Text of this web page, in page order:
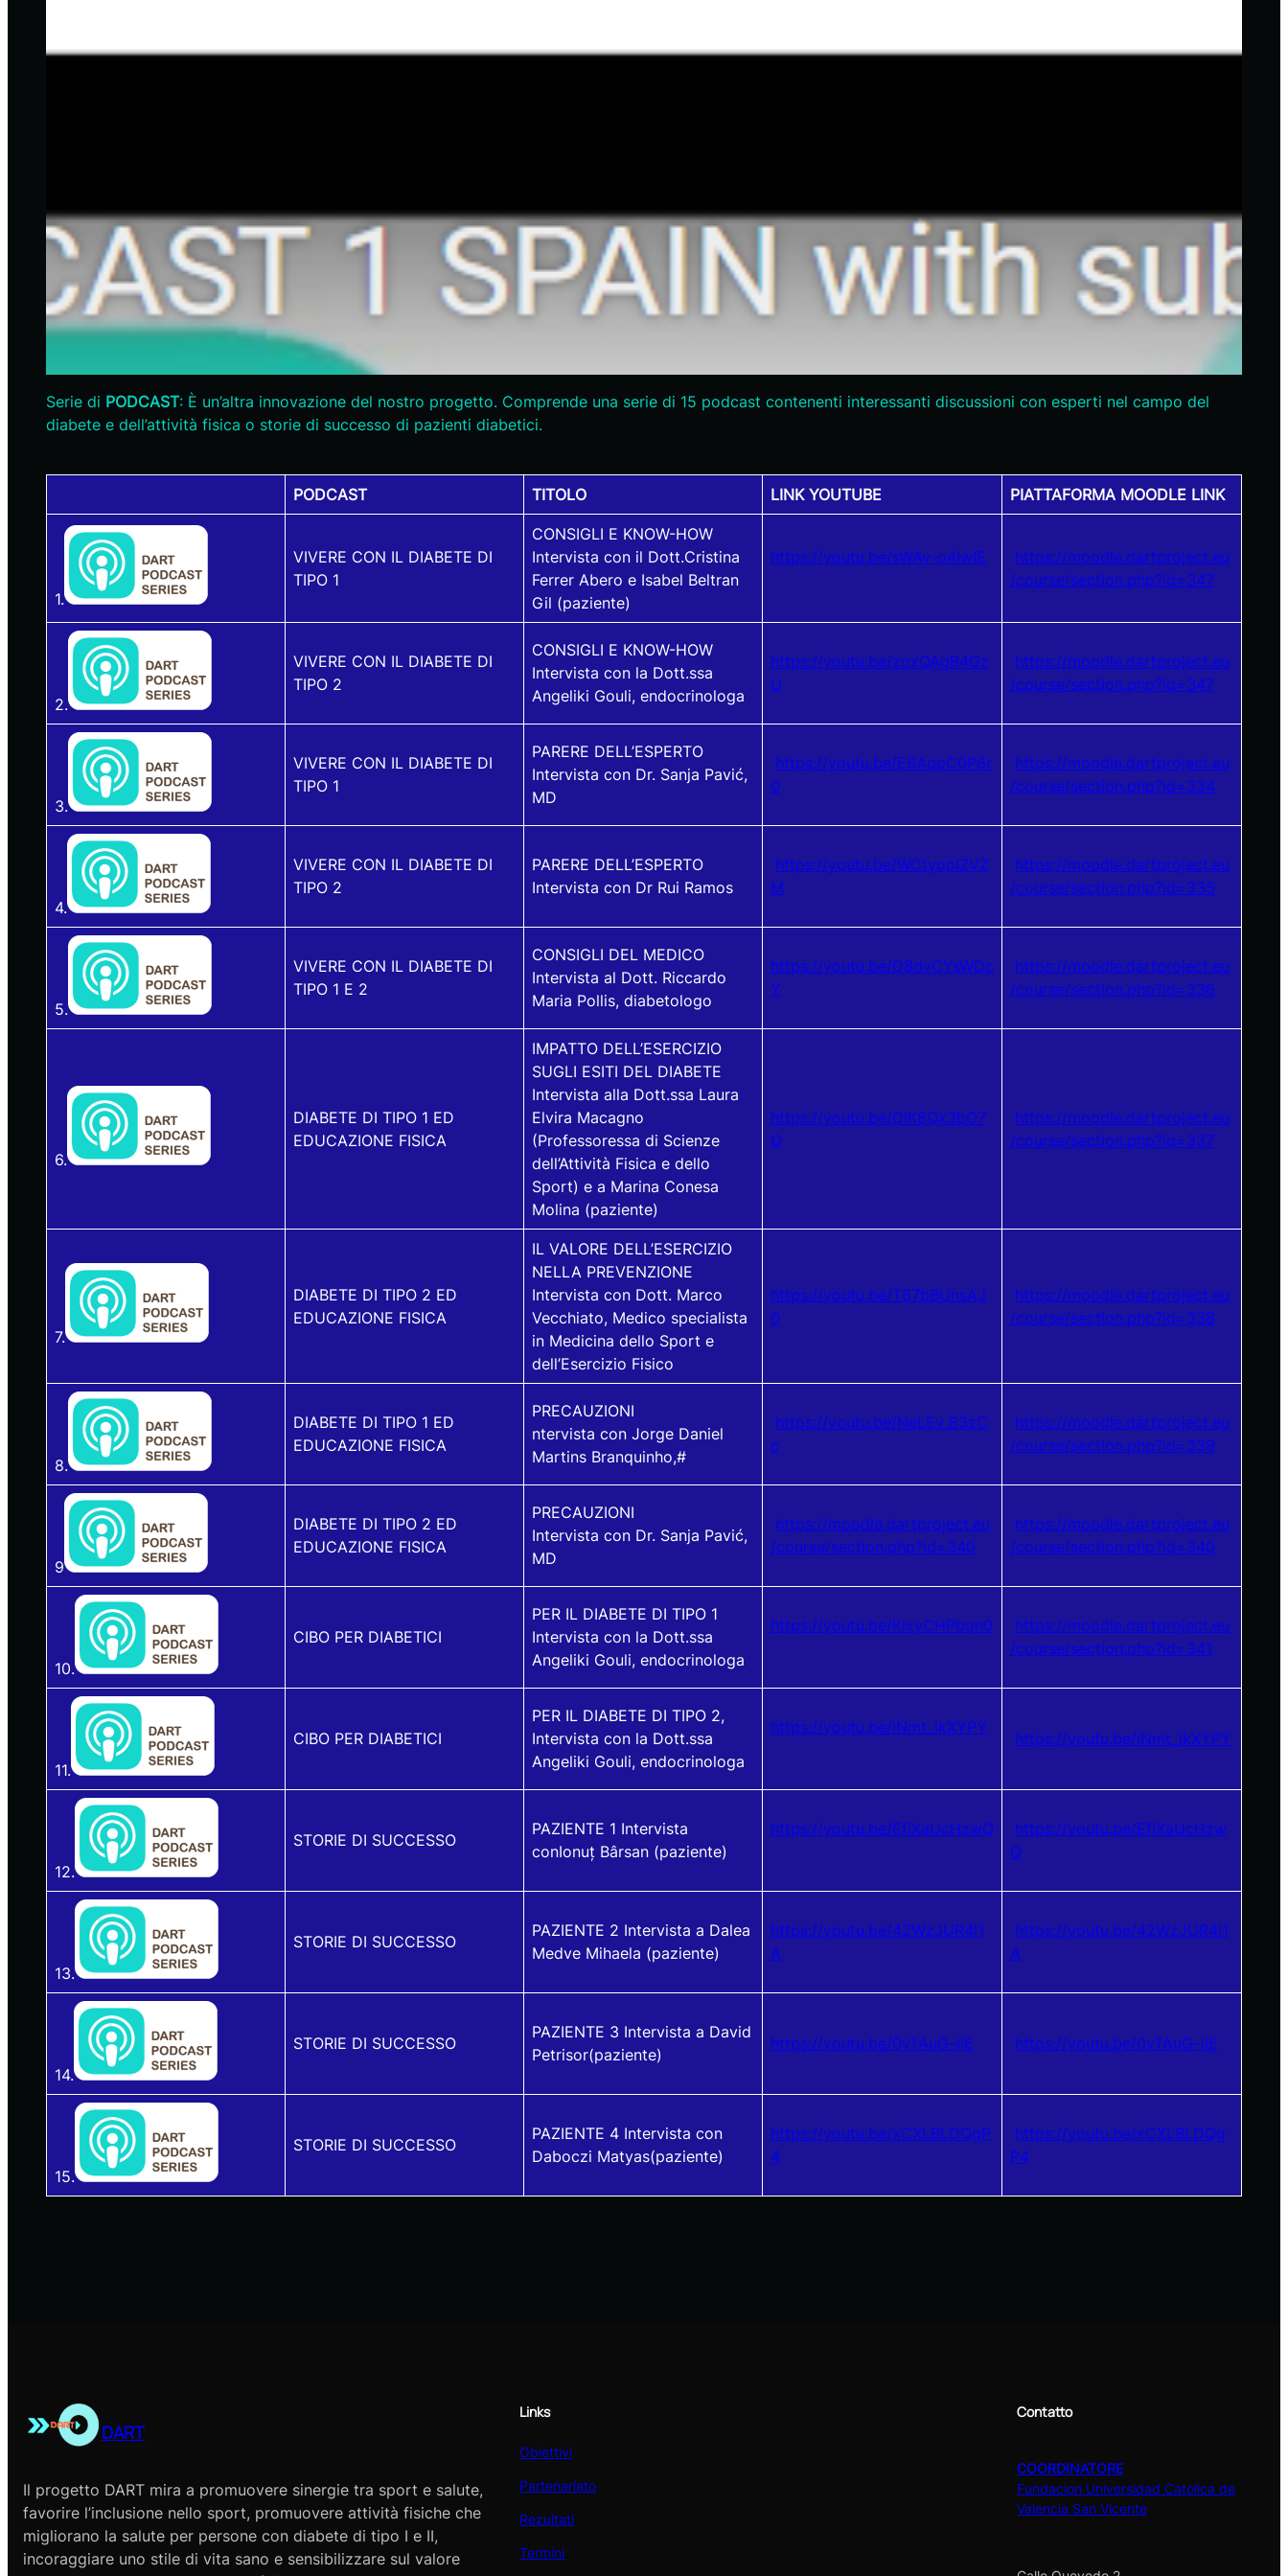
Serie di PODCAST: È un’altra innovazione del nostro progetto. Comprende una serie di 15 podcast contenenti interessanti discussioni con esperti nel campo del
diabete e dell’attività fisica o storie di successo di pazienti diabetici.
PODCAST TITOLO LINK YOUTUBE PIATTAFORMA MOODLE LINK
1.
VIVERE CON IL DIABETE DI
TIPO 1
CONSIGLI E KNOW-HOW
Intervista con il Dott.Cristina
Ferrer Abero e Isabel Beltran
Gil (paziente)
https://youtu.be/sWAv-o4IwIE
https://moodle.dartproject.eu
/course/section.php?id=347
2.
VIVERE CON IL DIABETE DI
TIPO 2
CONSIGLI E KNOW-HOW
Intervista con la Dott.ssa
Angeliki Gouli, endocrinologa
https://youtu.be/zoxQAgB4Gz
U
https://moodle.dartproject.eu
/course/section.php?id=347
3.
VIVERE CON IL DIABETE DI
TIPO 1
PARERE DELL’ESPERTO
Intervista con Dr. Sanja Pavić,
MD
https://youtu.be/E6AqpC0P6r
0
https://moodle.dartproject.eu
/course/section.php?id=334
4.
VIVERE CON IL DIABETE DI
TIPO 2
PARERE DELL’ESPERTO
Intervista con Dr Rui Ramos
https://youtu.be/WCtyoplZVZ
M
https://moodle.dartproject.eu
/course/section.php?id=335
5.
VIVERE CON IL DIABETE DI
TIPO 1 E 2
CONSIGLI DEL MEDICO
Intervista al Dott. Riccardo
Maria Pollis, diabetologo
https://youtu.be/D8dvCYsWDc
Y
https://moodle.dartproject.eu
/course/section.php?id=336
6.
DIABETE DI TIPO 1 ED
EDUCAZIONE FISICA
IMPATTO DELL’ESERCIZIO
SUGLI ESITI DEL DIABETE
Intervista alla Dott.ssa Laura
Elvira Macagno
(Professoressa di Scienze
dell’Attività Fisica e dello
Sport) e a Marina Conesa
Molina (paziente)
https://youtu.be/DlK8Qx3bO7
Q
https://moodle.dartproject.eu
/course/section.php?id=337
7.
DIABETE DI TIPO 2 ED
EDUCAZIONE FISICA
IL VALORE DELL’ESERCIZIO
NELLA PREVENZIONE
Intervista con Dott. Marco
Vecchiato, Medico specialista
in Medicina dello Sport e
dell’Esercizio Fisico
https://youtu.be/T67bBUnsAJ
0
https://moodle.dartproject.eu
/course/section.php?id=338
8.
DIABETE DI TIPO 1 ED
EDUCAZIONE FISICA
PRECAUZIONI
ntervista con Jorge Daniel
Martins Branquinho,#
https://youtu.be/NeLEv_83zC
c
https://moodle.dartproject.eu
/course/section.php?id=339
9
DIABETE DI TIPO 2 ED
EDUCAZIONE FISICA
PRECAUZIONI
Intervista con Dr. Sanja Pavić,
MD
https://moodle.dartproject.eu
/course/section.php?id=340
https://moodle.dartproject.eu
/course/section.php?id=340
10.
CIBO PER DIABETICI
PER IL DIABETE DI TIPO 1
Intervista con la Dott.ssa
Angeliki Gouli, endocrinologa
https://youtu.be/KlxyCHPbqn0
https://moodle.dartproject.eu
/course/section.php?id=341
11.
CIBO PER DIABETICI
PER IL DIABETE DI TIPO 2,
Intervista con la Dott.ssa
Angeliki Gouli, endocrinologa
https://youtu.be/iNmt_ikXYPY
https://youtu.be/iNmt_ikXYPY
12.
STORIE DI SUCCESSO
PAZIENTE 1 Intervista
conIonuț Bârsan (paziente)
https://youtu.be/EfiXaUcHzwQ
https://youtu.be/EfiXaUcHzw
Q
13.
STORIE DI SUCCESSO
PAZIENTE 2 Intervista a Dalea
Medve Mihaela (paziente)
https://youtu.be/42WzJUR4l1
A
https://youtu.be/42WzJUR4l1
A
14.
STORIE DI SUCCESSO
PAZIENTE 3 Intervista a David
Petrisor(paziente)
https://youtu.be/0yTAuG–jiE https://youtu.be/0yTAuG–jiE
15.
STORIE DI SUCCESSO
PAZIENTE 4 Intervista con
Daboczi Matyas(paziente)
https://youtu.be/xCXLBLDQgP
4
https://youtu.be/xCXLBLDQg
P4
DART
Il progetto DART mira a promuovere sinergie tra sport e salute,
favorire l’inclusione nello sport, promuovere attività fisiche che
migliorano la salute per persone con diabete di tipo I e II,
incoraggiare uno stile di vita sano e sensibilizzare sul valore
Links
Obiettivi
Partenariato
Rezultati
Termini
Contatto
COORDINATORE
Fundacion Universidad Catolica de
Valencia San Vicente